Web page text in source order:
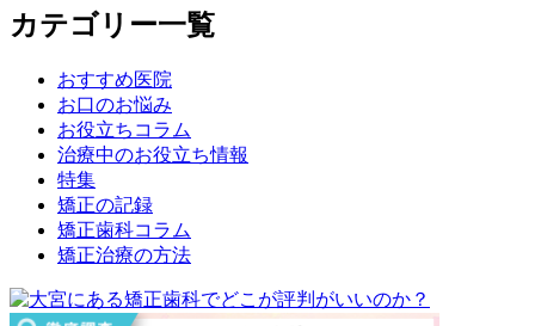
カテゴリー一覧
おすすめ医院
お口のお悩み
お役立ちコラム
治療中のお役立ち情報
特集
矯正の記録
矯正歯科コラム
矯正治療の方法